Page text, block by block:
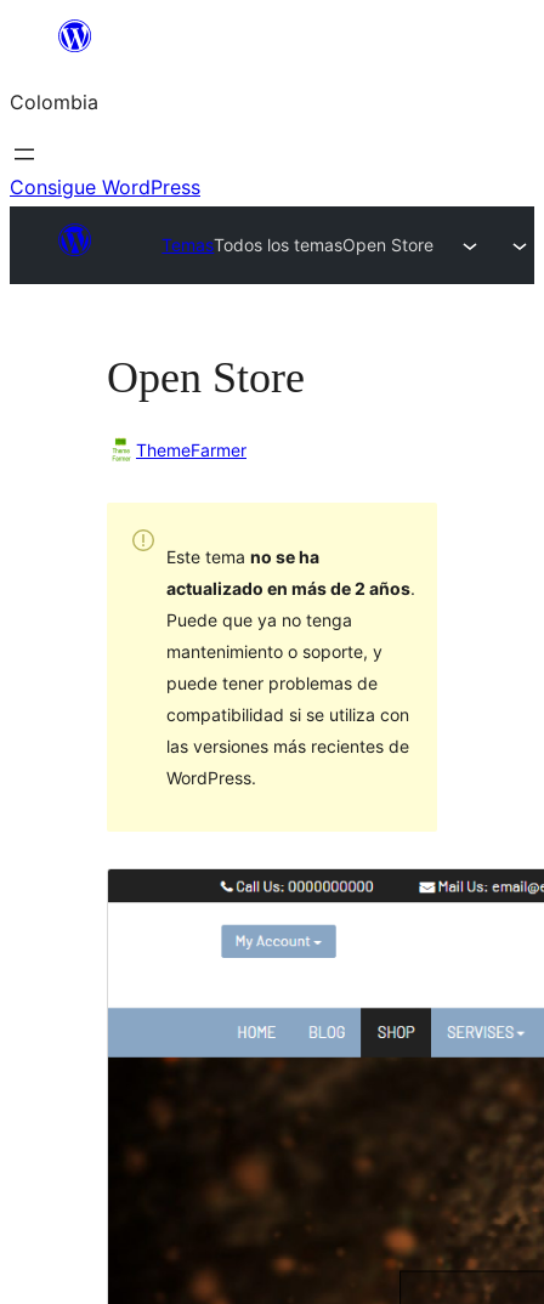
Saltar
contenido
Colombia
Consigue WordPress
TemasTodos los temasOpen Store
Open Store
ThemeFarmer
Este tema no se ha
actualizado en más de 2 años.
Puede que ya no tenga
mantenimiento o soporte, y
puede tener problemas de
compatibilidad si se utiliza con
las versiones más recientes de
WordPress.